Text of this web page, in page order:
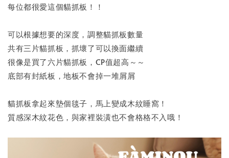
每位都很愛這個貓抓板！！
可以根據想要的深度，調整貓抓板數量
共有三片貓抓板，抓壞了可以換面繼續
很像是買了六片貓抓板，CP值超高～～
底部有封紙板，地板不會掉一堆屑屑
貓抓板拿起來墊個毯子，馬上變成木紋睡窩！
質感深木紋花色，與家裡裝潢也不會格格不入哦！